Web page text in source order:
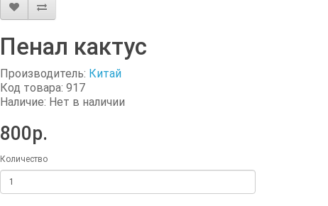
Пенал кактус
Производитель: Китай
Код товара: 917
Наличие: Нет в наличии
800р.
Количество